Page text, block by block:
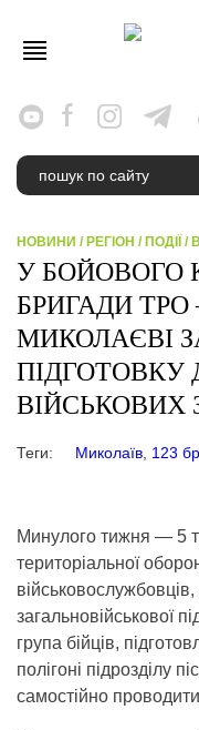
НОВИНИ / РЕГІОН / ПОДІЇ /
У БОЙОВОГО
БРИГАДИ
МИКОЛАЄВІ
ПІДГОТОВКУ
ВІЙСЬКОВИХ
Теги: Миколаїв 123
Минулого тижня — 5
територіальної
загальновійськової
група бійців,
полігоні підрозділу
самостійно